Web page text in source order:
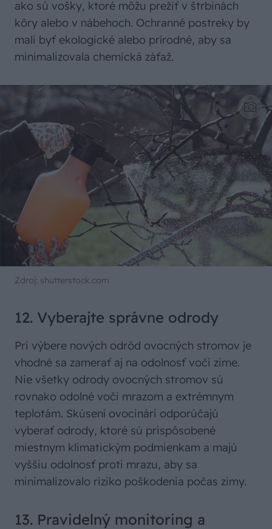
ako sú vošky, ktoré môžu prežiť v štrbinách
kôry alebo v nábehoch. Ochranné postreky by
mali byť ekologické alebo prírodné, aby sa
minimalizovala chemická záťaž.
Zdroj: shutterstock.com
12. Vyberajte správne odrody
Pri výbere nových odrôd ovocných stromov je
vhodné sa zamerať aj na odolnosť voči zime.
Nie všetky odrody ovocných stromov sú
rovnako odolné voči mrazom a extrémnym
teplotám. Skúsení ovocinári odporúčajú
vyberať odrody, ktoré sú prispôsobené
miestnym klimatickým podmienkam a majú
vyššiu odolnosť proti mrazu, aby sa
minimalizovalo riziko poškodenia počas zimy.
13. Pravidelný monitoring a